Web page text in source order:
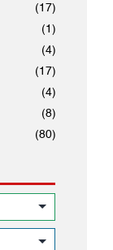
(17)
(1)
(4)
(17)
(4)
(8)
(80)